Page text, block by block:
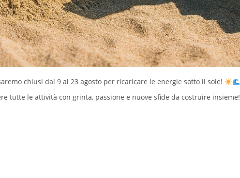
chiusi dal 9 al 23 agosto per ricaricare le energie sotto il sole!
tutte le attività con grinta, passione e nuove sfide da costruire insieme!